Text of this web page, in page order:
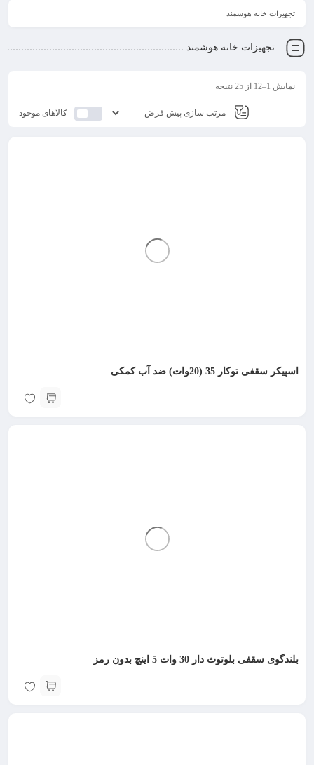
تجهیزات خانه هوشمند
تجهیزات خانه هوشمند
نمایش 1–12 از 25 نتیجه
کالاهای موجود
اسپیکر سقفی توکار 35 (20وات) ضد آب کمکی
بلندگوی سقفی بلوتوث دار 30 وات 5 اینچ بدون رمز